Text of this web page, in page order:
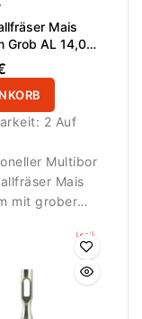
sorgen für
weniger
geringere
und
Arbeiten an
und Polygel.
Mais
Grob AL 14,0
2 Auf
Multibor
Mais
mit grober